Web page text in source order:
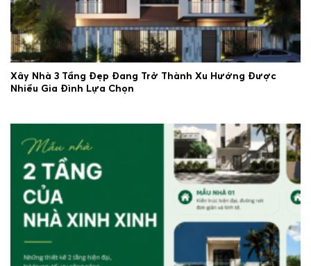
Xây Nhà 3 Tầng Đẹp Đang Trở Thành Xu Hướng Được
Nhiều Gia Đình Lựa Chọn